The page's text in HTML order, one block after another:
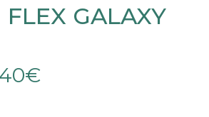
GALAXY
€